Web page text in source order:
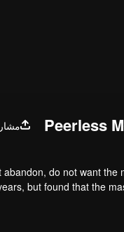
Peerless
do not want the
but found that the
Feng rose up against